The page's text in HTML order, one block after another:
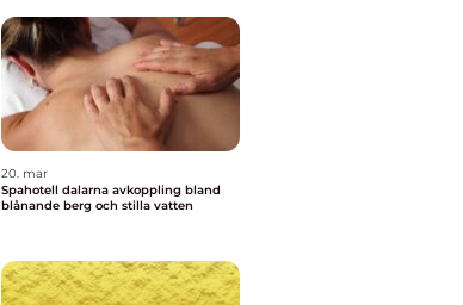
20. mar
Spahotell dalarna avkoppling bland
blånande berg och stilla vatten